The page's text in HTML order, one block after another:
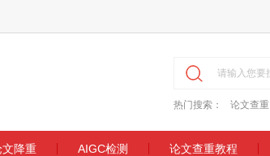
热门搜索： 论文查重
文降重 AIGC检测 论文查重教程